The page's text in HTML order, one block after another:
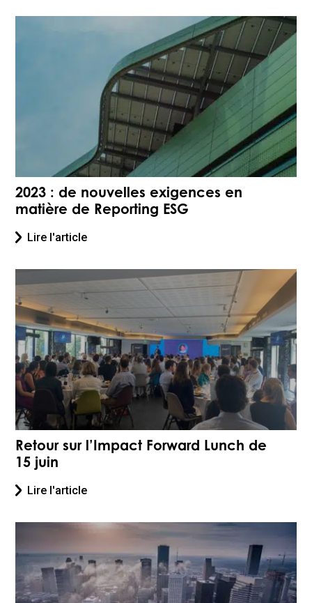
2023 : de nouvelles exigences en
matière de Reporting ESG
Lire l'article
Retour sur l’Impact Forward Lunch de
15 juin
Lire l'article